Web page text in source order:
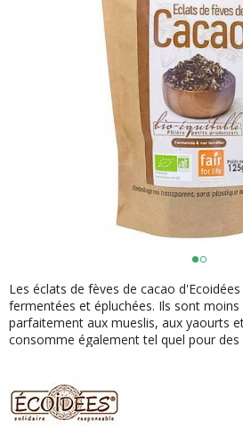
Les éclats de fèves de cacao
fermentées et épluchées. Ils sont
parfaitement aux mueslis, aux yaourts
consomme également tel quel pour